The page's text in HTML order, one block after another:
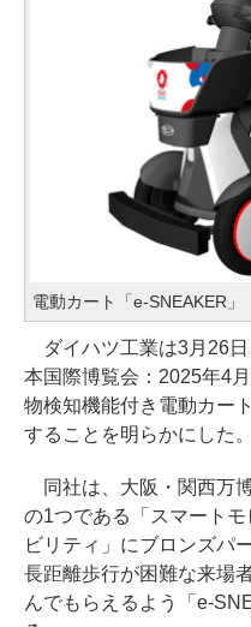
電動カート「e-SNEAKER」
ダイハツ工業は3月26日
本国際博覧会：2025年4
物検知機能付き電動カー
することを明らかにした。
同社は、大阪・関西万
の1つである「スマート
ビリティ」にブロンズパ
長距離歩行が困難な来場
んでもらえるよう「e-